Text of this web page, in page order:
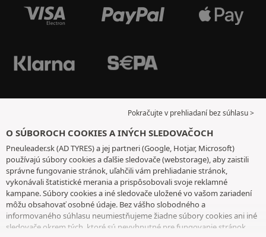
Pokračujte v prehliadaní bez súhlasu >
O SÚBOROCH COOKIES A INÝCH SLEDOVAČOCH
Pneuleader.sk (AD TYRES) a jej partneri (Google, Hotjar, Microsoft)
používajú súbory cookies a ďalšie sledovače (webstorage), aby zaistili
správne fungovanie stránok, uľahčili vám prehliadanie stránok,
vykonávali štatistické merania a prispôsobovali svoje reklamné
kampane. Súbory cookies a iné sledovače uložené vo vašom zariadení
môžu obsahovať osobné údaje. Bez vášho slobodného a
informovaného súhlasu neumiestňujeme žiadne súbory cookies ani iné
sledovače okrem tých, ktoré sú nevyhnutné pre fungovanie stránok.